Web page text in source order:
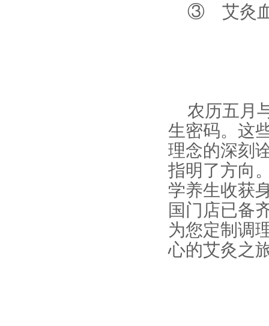
③ 艾灸血
农历五月
生密码。这
理念的深刻
指明了方向
学养生收获
国门店已备
为您定制调
心的艾灸之